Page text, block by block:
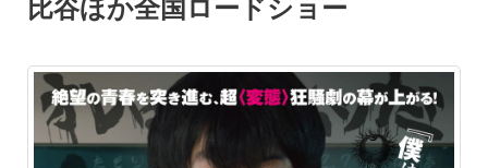
比谷ほか全国ロードショー